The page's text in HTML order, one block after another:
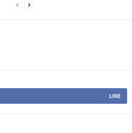
LIKE